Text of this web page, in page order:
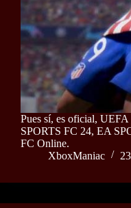
Pues sí, es oficial,
SPORTS FC 24, EA
FC Online.
XboxManiac